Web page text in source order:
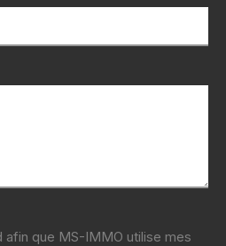
afin que MS-IMMO utilise mes